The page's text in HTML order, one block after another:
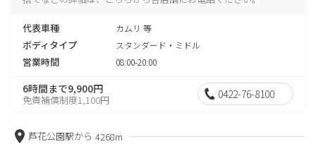
代表車種 カムリ 等
ボディタイプ スタンダード・ミドル
営業時間 08:00-20:00
6時間まで9,900円
免責補償制度1,100円 0422-76-8100
芦花公園駅から 4268m